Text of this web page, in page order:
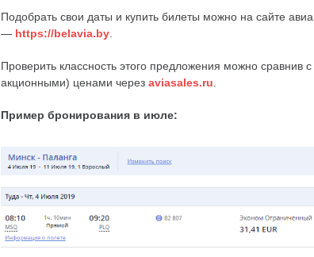
Подобрать свои даты и купить билеты можно на сайте
— https://belavia.by
Проверить классность этого предложения можно сравнив
акционными) ценами через aviasales.ru
Пример бронирования в июле: